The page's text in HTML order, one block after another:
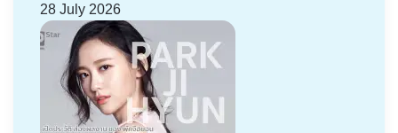
28 July 2026